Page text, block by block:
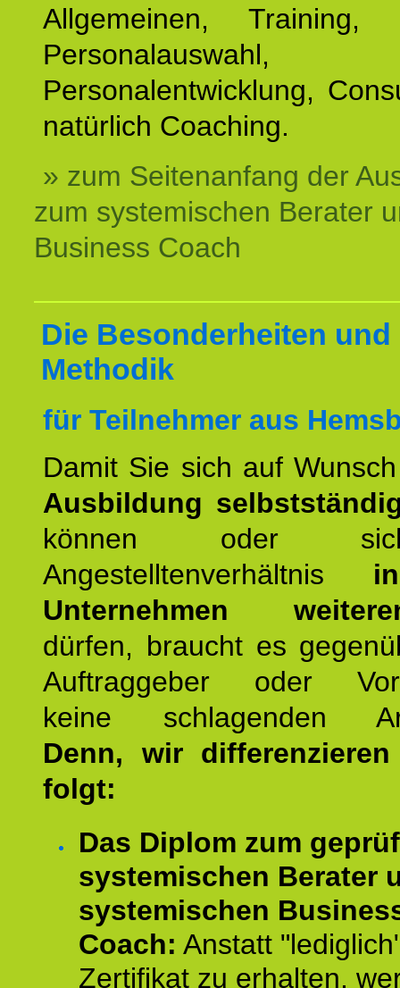
Allgemeinen, Training,
Personalauswahl,
Personalentwicklung,
natürlich Coaching.
» zum Seitenanfang der
zum systemischen Berater
Business Coach
Die Besonderheiten und
Methodik
für Teilnehmer aus
Damit Sie sich auf
Ausbildung
können oder
Angestelltenverhältnis
Unternehmen
dürfen, braucht es
Auftraggeber oder
keine schlagenden
Denn, wir
folgt:
Das Diplom zum
systemischen Berater
systemischen
Coach: Anstatt
Zertifikat zu erhalten,